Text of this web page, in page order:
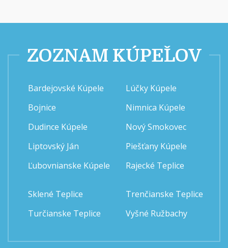
ZOZNAM KÚPEĽOV
Bardejovské Kúpele
Bojnice
Dudince Kúpele
Liptovský Ján
Ľubovnianske Kúpele
Lúčky Kúpele
Nimnica Kúpele
Nový Smokovec
Piešťany Kúpele
Rajecké Teplice
Sklené Teplice
Turčianske Teplice
Trenčianske Teplice
Vyšné Ružbachy